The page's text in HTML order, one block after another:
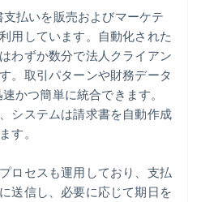
払いを販売およびマーケテ
用しています。自動化された
わずか数分で法人クライアン
。取引パターンや財務データ
かつ簡単に統合できます。
システムは請求書を自動作成
す。
ロセスも運用しており、支払
送信し、必要に応じて期日を